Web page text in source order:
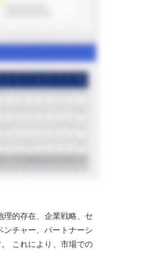
的存在、企業戦略、セ
チャー、パートナーシ
これにより、市場での